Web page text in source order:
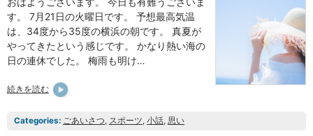
す。 7月21日の火曜日です。 予想最高気温
は、34度から35度の横浜の朝です。 真夏が
やってきたという感じです。 かなり熱い海の
日の連休でした。 梅雨も明け…
続きを読む
Categories: ごあいさつ, スポーツ, 小話, 思い